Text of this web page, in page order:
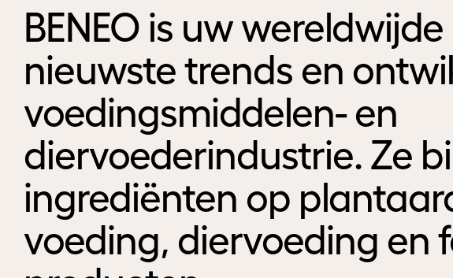
BENEO is uw
nieuwste trends en
voedingsmiddelen- en
diervoederindustrie. Ze
ingrediënten op
voeding, diervoeding en